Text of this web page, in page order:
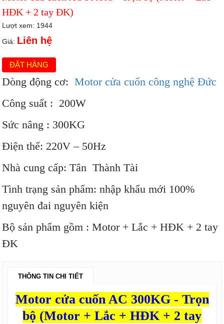
HĐK + 2 tay ĐK)
Lượt xem: 1944
Giá: Liên hệ
ĐẶT HÀNG
Dòng động cơ:Motor cửa cuốn công nghệ Đức
Công suất : 200W
Sức nâng : 300KG
Điện thế: 220V – 50Hz
Nhà cung cấp: Tân Thành Tài
Tình trạng sản phẩm: nhập khẩu mới 100%
nguyên đai nguyên kiện
Bộ sản phẩm gồm : Motor + Lắc + HĐK + 2 tay
ĐK
THÔNG TIN CHI TIẾT
Motor cửa cuốn AC 300KG - Trọn
bộ (Motor + Lắc + HĐK + 2 tay